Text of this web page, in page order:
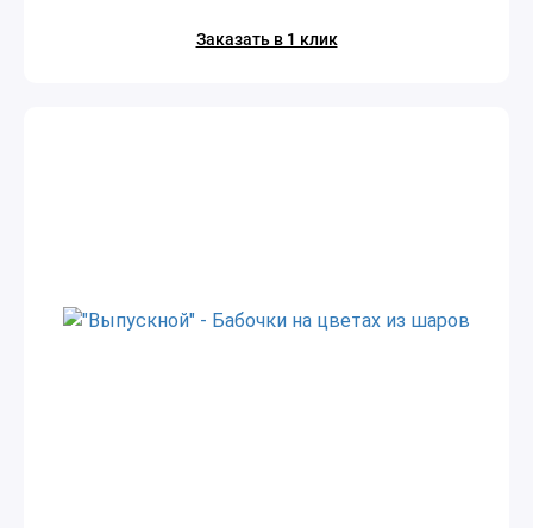
Заказать в 1 клик